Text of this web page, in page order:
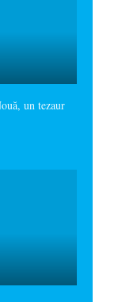
un tezaur